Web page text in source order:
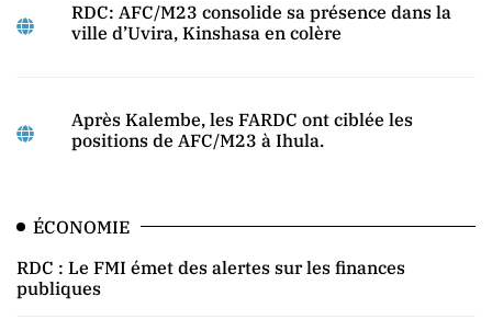
RDC: AFC/M23 consolide sa présence dans la
ville d’Uvira, Kinshasa en colère
Après Kalembe, les FARDC ont ciblée les
positions de AFC/M23 à Ihula.
ÉCONOMIE
RDC : Le FMI émet des alertes sur les finances
publiques